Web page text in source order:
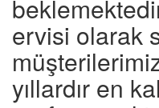
ervisi olarak
yıllardır en